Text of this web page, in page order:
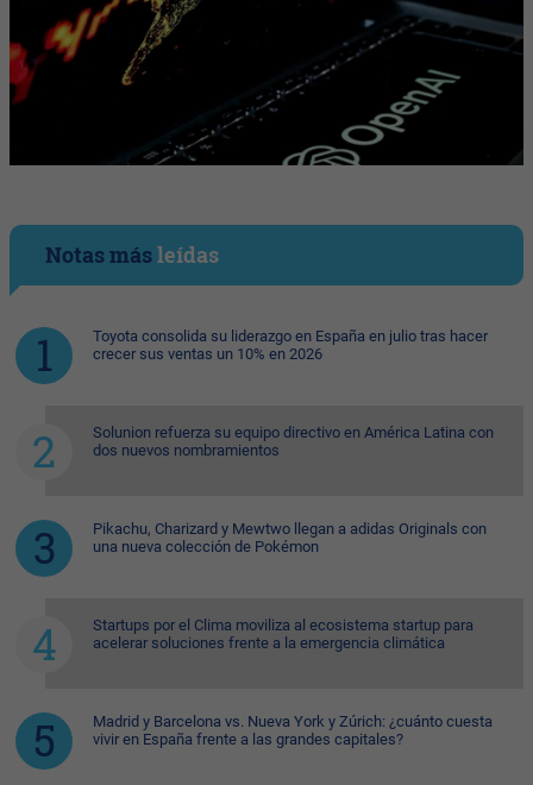
Notas másleídas
Toyota consolida su liderazgo en España en julio tras hacer
crecer sus ventas un 10% en 2026
Solunion refuerza su equipo directivo en América Latina con
dos nuevos nombramientos
Pikachu, Charizard y Mewtwo llegan a adidas Originals con
una nueva colección de Pokémon
Startups por el Clima moviliza al ecosistema startup para
acelerar soluciones frente a la emergencia climática
Madrid y Barcelona vs. Nueva York y Zúrich: ¿cuánto cuesta
vivir en España frente a las grandes capitales?